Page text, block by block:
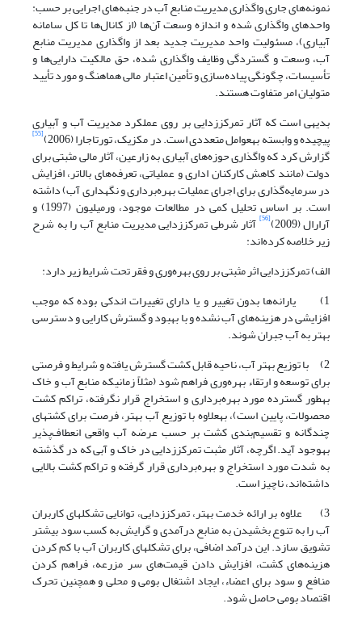
نمونه‌های جاری واگذاری مدیریت منابع آب در جنبه‌های اجرایی بر حسب:
واحدهای واگذاری شده و اندازه وسعت آن‌ها (از کانال‌ها تا کل سامانه
آبیاری)، مسئولیت واحد مدیریت جدید بعد از واگذاری مدیریت منابع
آب، وسعت و گستردگی وظایف واگذاری شده، حق مالکیت دارایی‌ها و
تأسیسات، چگونگی پیاده‌سازی و تأمین اعتبار مالی هماهنگ و مورد تأیید
متولیان امر متفاوت هستند.
بدیهی است که آثار تمرکززدایی بر روی عملکرد مدیریت آب و آبیاری
پیچیده و وابسته به‏عوامل متعددی است. در مکزیک، تورتاجارا (2006) [55]
گزارش کرد که واگذاری حوزه‌های آبیاری به زارعین، آثار مالی مثبتی برای
دولت (مانند کاهش کارکنان اداری و عملیاتی، تعرفه‌های بالاتر، افزایش
در سرمایه‌گذاری برای اجرای عملیات بهره‌برداری و نگهداری آب) داشته
است. بر اساس تحلیل کمی در مطالعات موجود، ورمیلیون (1997) و
آرارال (2009) [56] آثار شرطی تمرکززدایی مدیریت منابع آب را به شرح
زیر خلاصه کرده‌اند:
الف) تمرکززدایی اثر مثبتی بر روی بهره‌وری و فقر تحت شرایط زیر دارد:
1) یارانه‌ها بدون تغییر و یا دارای تغییرات اندکی بوده که موجب
افزایشی در هزینه‌های آب نشده و با بهبود و گسترش کارایی و دسترسی
بهتر به آب جبران شوند.
2) با توزیع بهتر آب، ناحیه قابل کشت گسترش یافته و شرایط و فرصتی
برای توسعه و ارتقاء بهره‌وری فراهم شود (مثلاً زمانی‏که منابع آب و خاک
به‏طور گسترده مورد بهره‌برداری و استخراج قرار نگرفته، تراکم کشت
محصولات، پایین است)، به‏علاوه با توزیع آب بهتر، فرصت‌ برای کشت‏های
چندگانه و تقسیم‌بندی کشت بر حسب عرضه آب واقعی انعطاف‌پذیر
به‏وجود آید. اگرچه، آثار مثبت تمرکززدایی در خاک و آبی که در گذشته
به شدت مورد استخراج و بهره‌برداری قرار گرفته و تراکم کشت بالایی
داشته‌اند، ناچیز است.
3) علاوه بر ارائه خدمت بهتر، تمرکززدایی، توانایی تشکل‏های کاربران
آب را به تنوع بخشیدن به منابع درآمدی و گرایش به کسب سود بیشتر
تشویق سازد. این درآمد اضافی، برای تشکل‏های کاربران آب با کم کردن
هزینه‌های کشت، افزایش دادن قیمت‌های سر مزرعه، فراهم کردن
منافع و سود برای اعضاء، ایجاد اشتغال بومی و محلی و هم‏چنین تحرک
اقتصاد بومی حاصل شود.